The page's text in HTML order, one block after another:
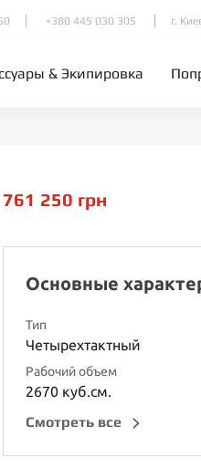
+380 445 030 305 г.
& Экипировка
761 250 грн
Основные
Тип
Четырехтактный
Рабочий объем
2670 куб.см.
Cмотреть все